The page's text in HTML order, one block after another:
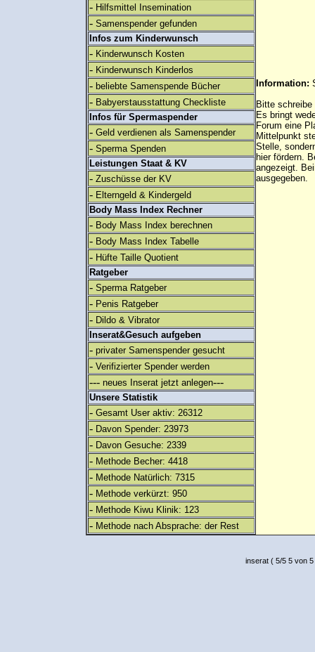
- Hilfsmittel Insemination
- Samenspender gefunden
Infos zum Kinderwunsch
- Kinderwunsch Kosten
- Kinderwunsch Kinderlos
- beliebte Samenspende Bücher
- Babyerstausstattung Checkliste
Infos für Spermaspender
- Geld verdienen als Samenspender
- Sperma Spenden
Leistungen Staat & KV
- Zuschüsse der KV
- Elterngeld & Kindergeld
Body Mass Index Rechner
- Body Mass Index berechnen
- Body Mass Index Tabelle
- Hüfte Taille Quotient
Ratgeber
- Sperma Ratgeber
- Penis Ratgeber
- Dildo & Vibrator
Inserat&Gesuch aufgeben
- privater Samenspender gesucht
- Verifizierter Spender werden
--- neues Inserat jetzt anlegen---
Unsere Statistik
- Gesamt User aktiv: 26312
- Davon Spender: 23973
- Davon Gesuche: 2339
- Methode Becher: 4418
- Methode Natürlich: 7315
- Methode verkürzt: 950
- Methode Kiwu Klinik: 123
- Methode nach Absprache: der Rest
Information:
Bitte
Es bringt
Forum eine
Mittelpunkt
Stelle,
hier fördern.
angezeigt.
ausgegeben.
inserat( 5/5 5 von 5